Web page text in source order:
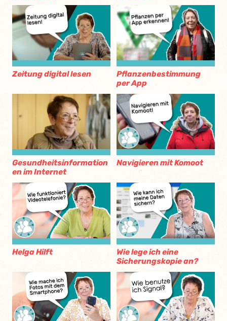
Zeitung digital lesen
Pflanzenbestimmung
per App
Gesundheitsinformation
en im Internet
Navigieren mit Komoot
Helga Hilft
Wie lege ich eine
Sicherungskopie an?